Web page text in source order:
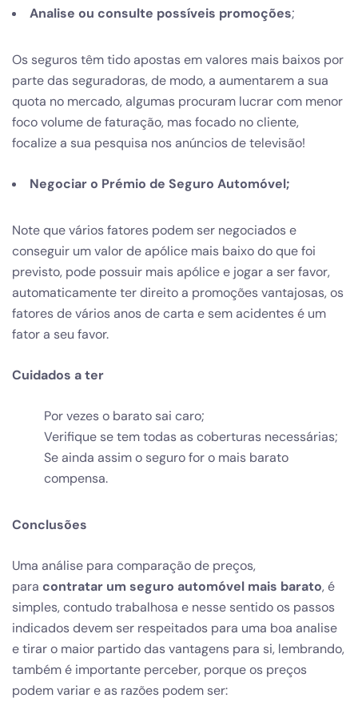
Analise ou consulte possíveis promoções;
Os seguros têm tido apostas em valores mais baixos por
parte das seguradoras, de modo, a aumentarem a sua
quota no mercado, algumas procuram lucrar com menor
foco volume de faturação, mas focado no cliente,
focalize a sua pesquisa nos anúncios de televisão!
Negociar o Prémio de Seguro Automóvel;
Note que vários fatores podem ser negociados e
conseguir um valor de apólice mais baixo do que foi
previsto, pode possuir mais apólice e jogar a ser favor,
automaticamente ter direito a promoções vantajosas, os
fatores de vários anos de carta e sem acidentes é um
fator a seu favor.
Cuidados a ter
Por vezes o barato sai caro;
Verifique se tem todas as coberturas necessárias;
Se ainda assim o seguro for o mais barato
compensa.
Conclusões
Uma análise para comparação de preços,
para contratar um seguro automóvel mais barato, é
simples, contudo trabalhosa e nesse sentido os passos
indicados devem ser respeitados para uma boa analise
e tirar o maior partido das vantagens para si, lembrando,
também é importante perceber, porque os preços
podem variar e as razões podem ser: